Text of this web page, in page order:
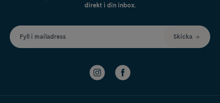
direkt i din inbox.
Fyll i mailadress Skicka